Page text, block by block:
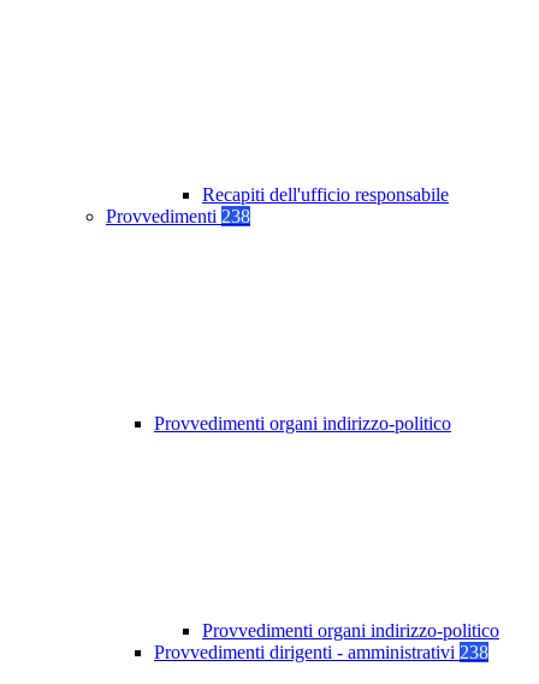
Recapiti dell'ufficio responsabile
Provvedimenti 238
Provvedimenti organi indirizzo-politico
Provvedimenti organi indirizzo-politico
Provvedimenti dirigenti - amministrativi 238